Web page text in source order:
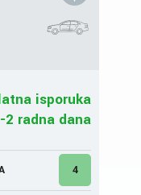
isporuka
2 radna dana
4